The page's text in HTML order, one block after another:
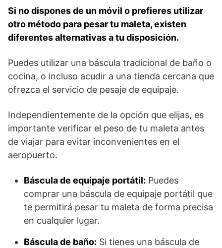
Si no​ dispones de un móvil o prefieres‌ utilizar⁣
otro método para pesar tu maleta, existen
‌diferentes alternativas a tu disposición.
Puedes utilizar ⁢una báscula tradicional de baño o
cocina, o incluso acudir a una tienda cercana que
‌ofrezca el servicio ⁢de pesaje de ‍equipaje.
Independientemente de ​la⁤ opción que ‍elijas,​ es
importante ‍verificar el peso de tu maleta ‍antes
de viajar para evitar‌ inconvenientes en el
aeropuerto.
Báscula de equipaje portátil: Puedes
comprar una báscula de equipaje portátil que
te permitirá pesar tu maleta de forma precisa
en cualquier lugar.
Báscula de baño: Si tienes una báscula de